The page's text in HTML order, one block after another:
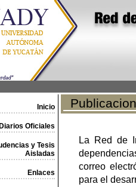
Inicio
Oficiales
y Tesis
Aisladas
Enlaces
La Red de
correo
para el